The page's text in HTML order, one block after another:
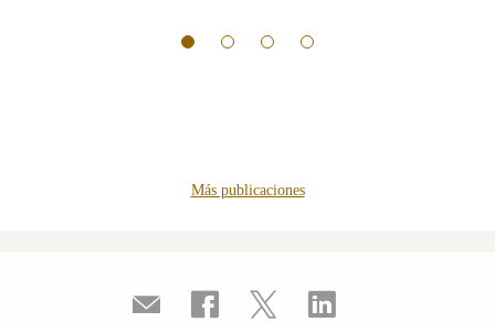
Más publicaciones
Compartir
por
Compartir
en
Compartir
en
Compartir
en